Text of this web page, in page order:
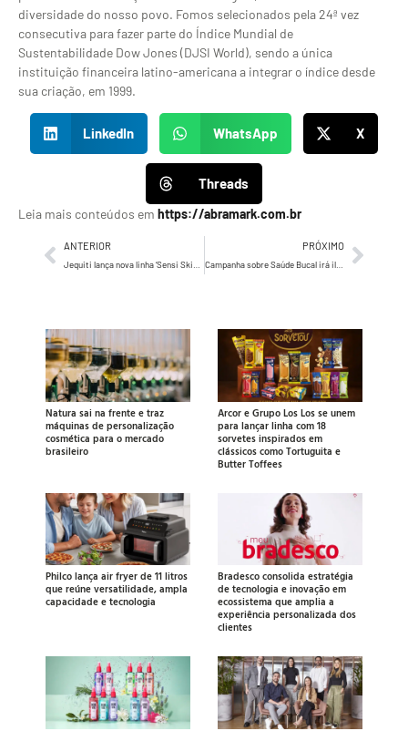
diversidade do nosso povo. Fomos selecionados pela 24ª vez
consecutiva para fazer parte do Índice Mundial de
Sustentabilidade Dow Jones (DJSI World), sendo a única
instituição financeira latino-americana a integrar o índice desde
sua criação, em 1999.
LinkedIn WhatsApp X
Threads
Leia mais conteúdos em https://abramark.com.br
ANTERIOR
Jequiti lança nova linha ‘Sensi SkinCare’
PRÓXIMO
Campanha sobre Saúde Bucal irá iluminar monumentos pelo Brasil
Natura sai na frente e traz
máquinas de personalização
cosmética para o mercado
brasileiro
Arcor e Grupo Los Los se unem
para lançar linha com 18
sorvetes inspirados em
clássicos como Tortuguita e
Butter Toffees
Philco lança air fryer de 11 litros
que reúne versatilidade, ampla
capacidade e tecnologia
Bradesco consolida estratégia
de tecnologia e inovação em
ecossistema que amplia a
experiência personalizada dos
clientes